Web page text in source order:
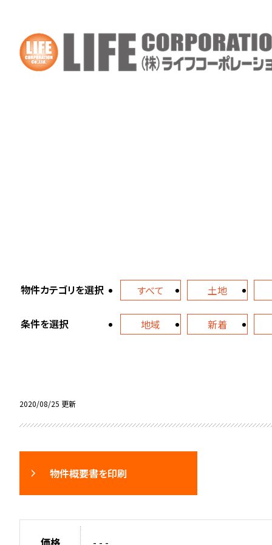
物件カテゴリを選択 すべて 土地
条件を選択 地域 新着
2020/08/25 更新
物件概要書を印刷
価格 - - -